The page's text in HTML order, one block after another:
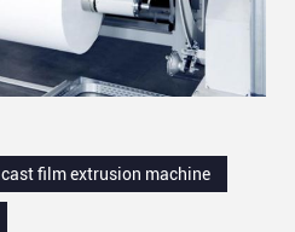
cast film extrusion machine